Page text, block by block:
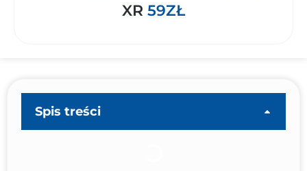
XR 59ZŁ
Spis treści